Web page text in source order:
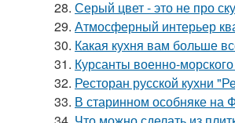
28. Серый цвет - это не про
29. Атмосферный интерьер
30. Какая кухня вам больше
31. Курсанты военно-
32. Ресторан русской кухни
33. В старинном особняке на